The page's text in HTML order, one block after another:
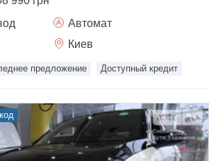
Автомат
Киев
предложение Доступный кредит